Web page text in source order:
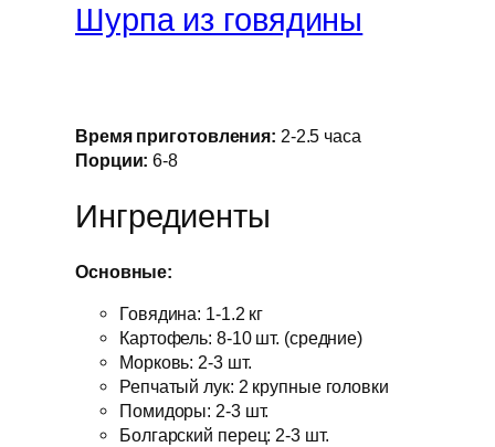
Шурпа из говядины
Время приготовления: 2-2.5 часа
Порции: 6-8
Ингредиенты
Основные:
Говядина: 1-1.2 кг
Картофель: 8-10 шт. (средние)
Морковь: 2-3 шт.
Репчатый лук: 2 крупные головки
Помидоры: 2-3 шт.
Болгарский перец: 2-3 шт.